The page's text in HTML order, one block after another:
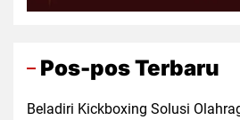
Pos-pos Terbaru
Beladiri Kickboxing Solusi